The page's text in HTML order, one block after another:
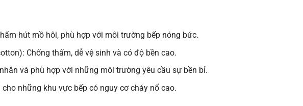
hút mồ hôi, phù hợp với môi trường bếp nóng bức.
: Chống thấm, dễ vệ sinh và có độ bền cao.
và phù hợp với những môi trường yêu cầu sự bền bỉ.
cho những khu vực bếp có nguy cơ cháy nổ cao.